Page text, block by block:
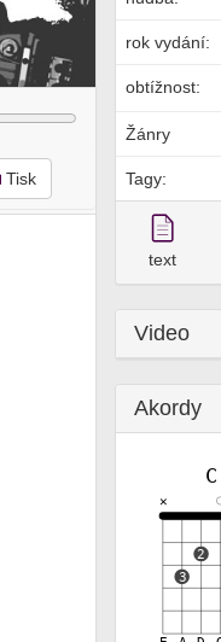
Tisk
rok vydání:
obtížnost:
Žánry
Tagy:
text
Video
Akordy
C
✕
3
2